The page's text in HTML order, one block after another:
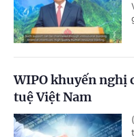
WIPO khuyến nghị
tuệ Việt Nam